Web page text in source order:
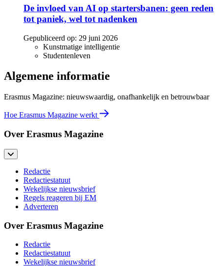
De invloed van AI op startersbanen: geen reden
tot paniek, wel tot nadenken
Gepubliceerd op: 29 juni 2026
Kunstmatige intelligentie
Studentenleven
Algemene informatie
Erasmus Magazine: nieuwswaardig, onafhankelijk en betrouwbaar
Hoe Erasmus Magazine werkt
Over Erasmus Magazine
Redactie
Redactiestatuut
Wekelijkse nieuwsbrief
Regels reageren bij EM
Adverteren
Over Erasmus Magazine
Redactie
Redactiestatuut
Wekelijkse nieuwsbrief